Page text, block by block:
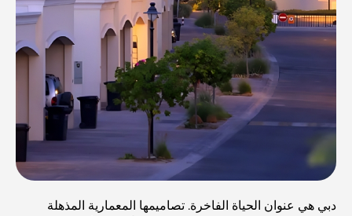
دبي هي عنوان الحياة الفاخرة. تصاميمها المعمارية المذهلة